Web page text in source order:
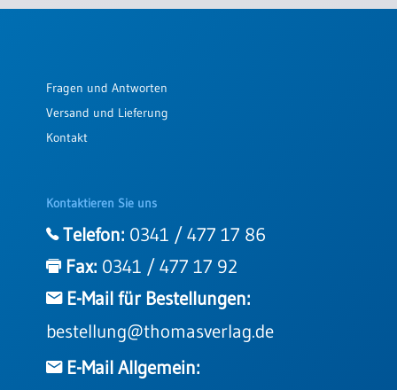
Fragen und Antworten
Versand und Lieferung
Kontakt
Kontaktieren Sie uns
Telefon: 0341 / 477 17 86
Fax: 0341 / 477 17 92
E-Mail für Bestellungen:
bestellung@thomasverlag.de
E-Mail Allgemein: